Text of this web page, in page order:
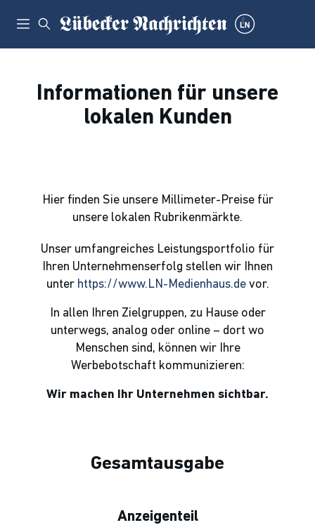
Informationen für unsere
lokalen Kunden
Hier finden Sie unsere Millimeter-Preise für
unsere lokalen Rubrikenmärkte.
Unser umfangreiches Leistungsportfolio für
Ihren Unternehmenserfolg stellen wir Ihnen
unter https://www.LN-Medienhaus.devor.
In allen Ihren Zielgruppen, zu Hause oder
unterwegs, analog oder online – dort wo
Menschen sind, können wir Ihre
Werbebotschaft kommunizieren:
Wir machen Ihr Unternehmen sichtbar.
Gesamtausgabe
Anzeigenteil